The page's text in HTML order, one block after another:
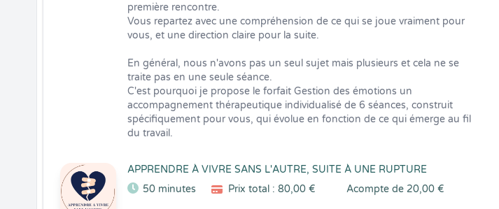
première rencontre.
Vous repartez avec une compréhension de ce qui se joue vraiment pour
vous, et une direction claire pour la suite.
En général, nous n'avons pas un seul sujet mais plusieurs et cela ne se
traite pas en une seule séance.
C'est pourquoi je propose le forfait Gestion des émotions un
accompagnement thérapeutique individualisé de 6 séances, construit
spécifiquement pour vous, qui évolue en fonction de ce qui émerge au fil
du travail.
APPRENDRE À VIVRE SANS L'AUTRE, SUITE À UNE RUPTURE
50 minutes
Prix total : 80,00 € Acompte de 20,00 €